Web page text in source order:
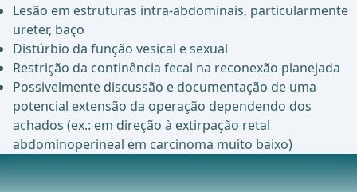
Lesão em estruturas intra-abdominais, particularmente
ureter, baço
Distúrbio da função vesical e sexual
Restrição da continência fecal na reconexão planejada
Possivelmente discussão e documentação de uma
potencial extensão da operação dependendo dos
achados (ex.: em direção à extirpação retal
abdominoperineal em carcinoma muito baixo)
Anestesia